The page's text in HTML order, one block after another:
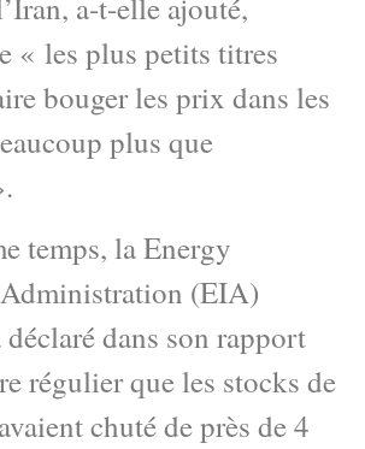
« les plus petits titres
bouger les prix dans les
plus que
temps, la Energy
(EIA)
déclaré dans son rapport
régulier que les stocks de
chuté de près de 4